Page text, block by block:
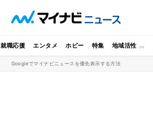
就職応援 エンタメ ホビー 特集 地域活性
Googleでマイナビニュースを優先表示する方法